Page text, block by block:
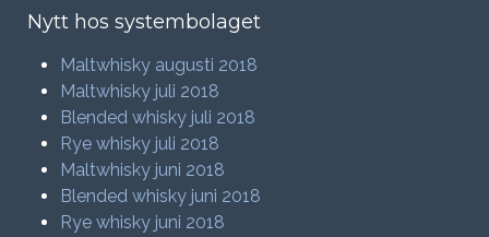
Nytt hos systembolaget
Maltwhisky augusti 2018
Maltwhisky juli 2018
Blended whisky juli 2018
Rye whisky juli 2018
Maltwhisky juni 2018
Blended whisky juni 2018
Rye whisky juni 2018